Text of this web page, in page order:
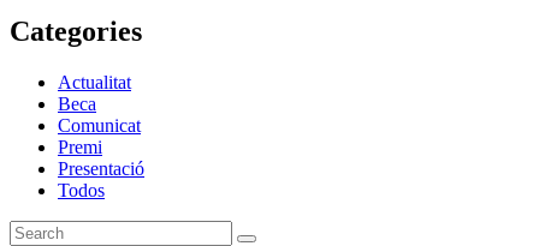
Categories
Actualitat
Beca
Comunicat
Premi
Presentació
Todos